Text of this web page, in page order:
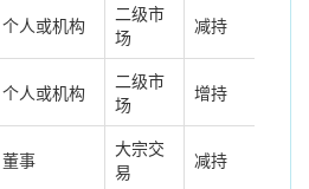
个人或机构
二级市
场
减持
个人或机构
二级市
场
增持
董事
大宗交
易
减持